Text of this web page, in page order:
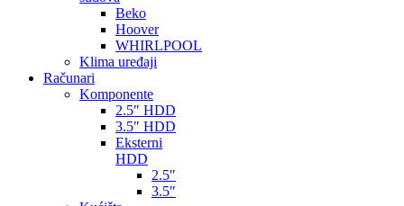
Beko
Hoover
WHIRLPOOL
Klima uređaji
Računari
Komponente
2.5″ HDD
3.5″ HDD
Eksterni
HDD
2.5″
3.5″